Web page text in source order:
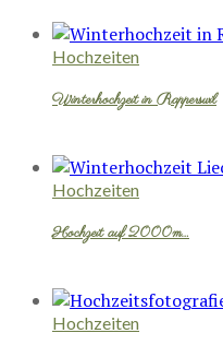
Hochzeiten
Winterhochzeit in Rapperswil
Hochzeiten
Hochzeit auf 2000m…
Hochzeiten